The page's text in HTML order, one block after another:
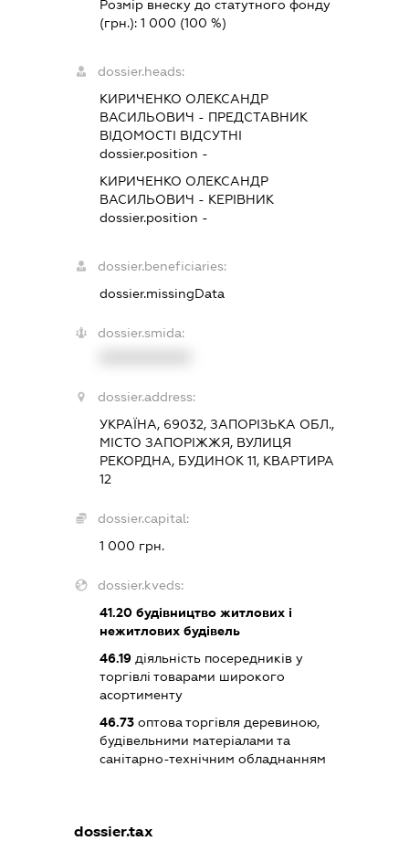
Розмір внеску до статутного фонду
(грн.):1 000 (100 %)
dossier.heads:
КИРИЧЕНКО ОЛЕКСАНДР
ВАСИЛЬОВИЧ - ПРЕДСТАВНИК
ВІДОМОСТІ ВІДСУТНІ
dossier.position -
КИРИЧЕНКО ОЛЕКСАНДР
ВАСИЛЬОВИЧ - КЕРІВНИК
dossier.position -
dossier.beneficiaries:
dossier.missingData
dossier.smida:
dossier.address:
УКРАЇНА, 69032, ЗАПОРІЗЬКА ОБЛ.,
МІСТО ЗАПОРІЖЖЯ, ВУЛИЦЯ
РЕКОРДНА, БУДИНОК 11, КВАРТИРА
12
dossier.capital:
1 000 грн.
dossier.kveds:
41.20 будівництво житлових і
нежитлових будівель
46.19 діяльність посередників у
торгівлі товарами широкого
асортименту
46.73 оптова торгівля деревиною,
будівельними матеріалами та
санітарно-технічним обладнанням
dossier.tax